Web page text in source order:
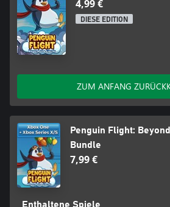
4,99 €
DIESE EDITION
ZUM ANFANG
Penguin Flight:
Bundle
7,99 €
Enthaltene Spiele